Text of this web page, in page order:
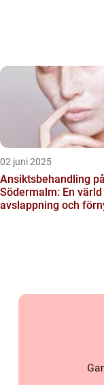
02 juni 2025
Ansiktsbehandling på
Södermalm: En värld
avslappning och